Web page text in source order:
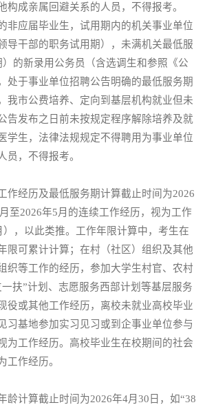
构成亲属回避关系的人员，不得报考。
非应届毕业生，试用期内的机关事业单位
导干部的职务试用期），未满机关最低服
的新录用公务员（含选调生和参照《公
处于事业单位招聘公告明确的最低服务期
我市公费培养、定向到基层机构就业但未
告发布之日前未按规定程序解除培养及就
学生，法律法规规定不得聘用为事业单位
员，不得报考。
作经历及最低服务期计算截止时间为2026
至2026年5月的连续工作经历，视为工作
，以此类推。工作年限计算中，考生在
限可累计计算；在村（社区）组织及其他
织等工作的经历，参加大学生村官、农村
扶”计划、志愿服务西部计划等基层服务
役或其他工作经历，离校未就业高校毕业
习基地参加实习见习或到企事业单位参与
为工作经历。高校毕业生在校期间的社会
工作经历。
龄计算截止时间为2026年4月30日，如“38